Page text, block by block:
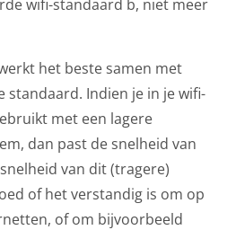
wifi-standaard b, niet meer
het beste samen met
standaard. Indien je in je wifi-
met een lagere
dan past de snelheid van
van dit (tragere)
of het verstandig is om op
of om bijvoorbeeld